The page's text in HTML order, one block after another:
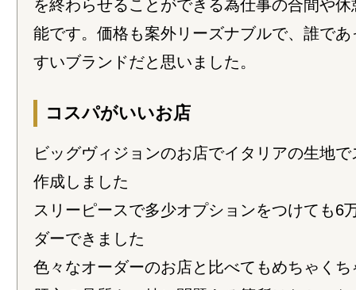
を終わらせることができる為仕事の合間や
能です。価格も案外リーズナブルで、誰で
すいブランドだと思いました。
コスパがいいお店
ビッグヴィジョンのお店でイタリアの生地
作成しました
スリーピースで多少オプションをつけても6
ダーできました
色々なオーダーのお店と比べてもめちゃくち